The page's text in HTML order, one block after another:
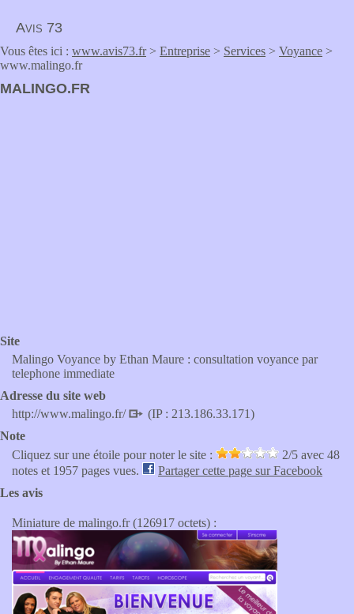
Avis 73
Vous êtes ici : www.avis73.fr> Entreprise > Services > Voyance >
www.malingo.fr
MALINGO.FR
Site
Malingo Voyance by Ethan Maure : consultation voyance par
telephone immediate
Adresse du site web
http://www.malingo.fr/
(IP : 213.186.33.171)
Note
Cliquez sur une étoile pour noter le site :
2/5 avec 48
notes et 1957 pages vues.
Partager cette page sur Facebook
Les avis
Miniature de malingo.fr (126917 octets) :